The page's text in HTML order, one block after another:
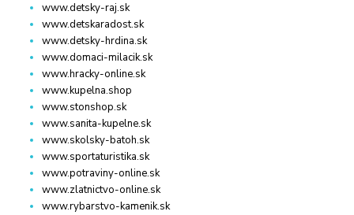
www.detsky-raj.sk
www.detskaradost.sk
www.detsky-hrdina.sk
www.domaci-milacik.sk
www.hracky-online.sk
www.kupelna.shop
www.stonshop.sk
www.sanita-kupelne.sk
www.skolsky-batoh.sk
www.sportaturistika.sk
www.potraviny-online.sk
www.zlatnictvo-online.sk
www.rybarstvo-kamenik.sk